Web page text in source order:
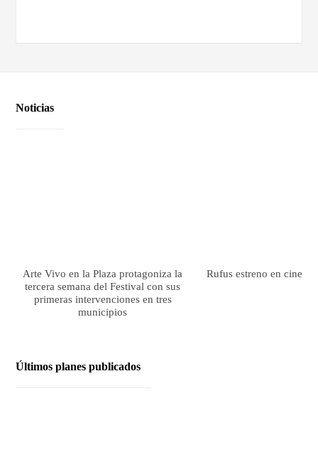
Noticias
Arte Vivo en la Plaza protagoniza la
tercera semana del Festival con sus
primeras intervenciones en tres
municipios
Rufus estreno en cines
Últimos planes publicados